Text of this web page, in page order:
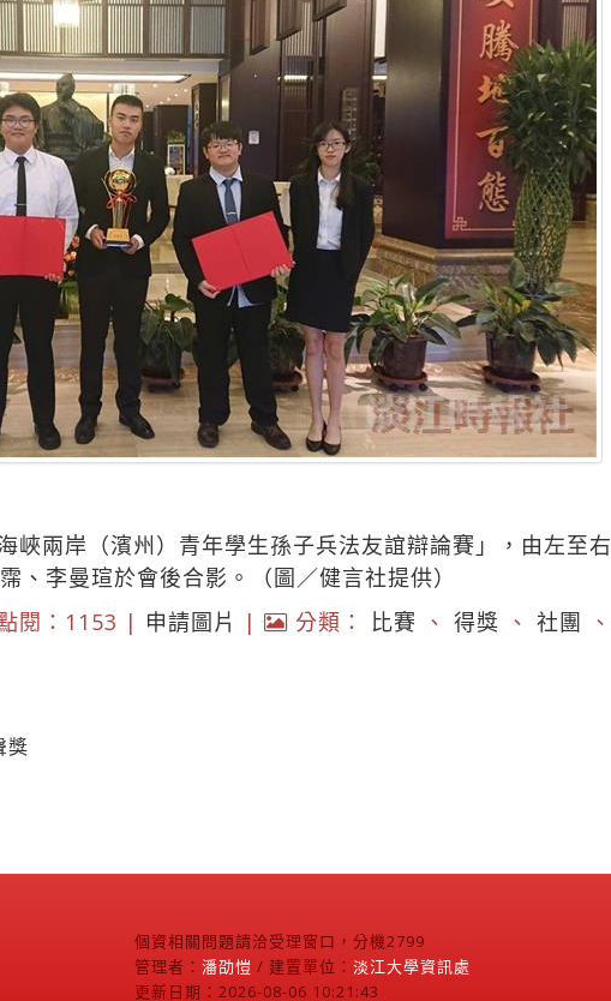
峽兩岸（濱州）青年學生孫子兵法友誼辯論賽」，由左至右
、李曼瑄於會後合影。（圖／健言社提供）
閱：1153 | 申請圖片 | 分類： 比賽 、 得獎 、 社團 、
獎
個資相關問題請洽受理窗口，分機2799
管理者： 潘劭愷 / 建置單位： 淡江大學資訊處
更新日期：2026-08-06 10:21:43